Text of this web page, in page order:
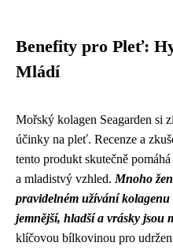
Benefity pro Pleť:
Mládí
Mořský kolagen Seagarden si
účinky na pleť. Recenze a
tento produkt skutečně
a mladistvý vzhled. Mnoho
pravidelném užívání
jemnější, hladší a vrásky jsou
klíčovou bílkovinou pro